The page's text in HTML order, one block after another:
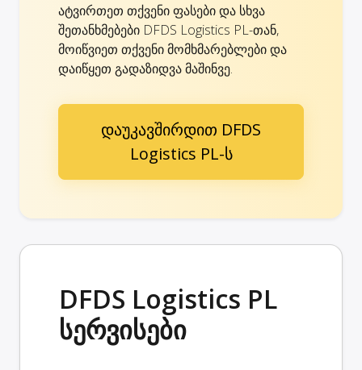
ატვირთეთ თქვენი ფასები და სხვა
შეთანხმებები DFDS Logistics PL-თან,
მოიწვიეთ თქვენი მომხმარებლები და
დაიწყეთ გადაზიდვა მაშინვე.
დაუკავშირდით DFDS
Logistics PL-ს
DFDS Logistics PL
სერვისები